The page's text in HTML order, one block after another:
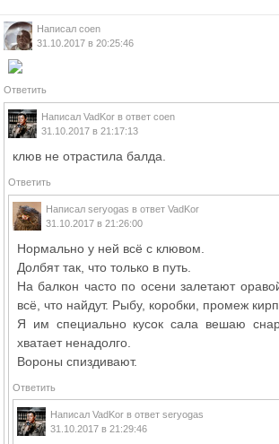
Написал coen
31.10.2017 в 20:25:46
Ответить
Написал VadKor в ответ coen
31.10.2017 в 21:17:13
клюв не отрастила балда.
Ответить
Написал seryogas в ответ VadKor
31.10.2017 в 21:26:00
Нормально у ней всё с клювом.
Долбят так, что только в путь.
На балкон часто по осени залетают
всё, что найдут. Рыбу, коробки, промеж
Я им специально кусок сала вешаю
хватает ненадолго.
Вороны спиздивают.
Ответить
Написал VadKor в ответ seryogas
31.10.2017 в 21:29:46